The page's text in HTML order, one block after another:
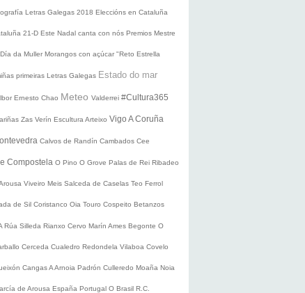
Letras Galegas 2018 Eleccións en Cataluña
21-D Este Nadal canta con nós Premios Mestre
Día da Muller Morangos con açúcar "Reto Estrella
primeiras Letras Galegas Estado do mar
Ernesto Chao Meteo Valderrei #Cultura365
Zas Verín Escultura Arteixo Vigo A Coruña
Calvos de Randín Cambados Cee
Compostela O Pino O Grove Palas de Rei Ribadeo
Viveiro Meis Salceda de Caselas Teo Ferrol
de Sil Coristanco Oia Touro Cospeito Betanzos
Rúa Silleda Rianxo Cervo Marín Ames Begonte O
Cerceda Cualedro Redondela Vilaboa Covelo
CangasA Arnoia Padrón Culleredo Moaña Noia
de Arousa España Portugal O Brasil R.C.